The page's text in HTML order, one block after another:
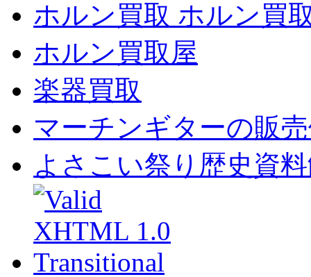
ホルン買取 ホルン買
ホルン買取屋
楽器買取
マーチンギターの販
よさこい祭り歴史資